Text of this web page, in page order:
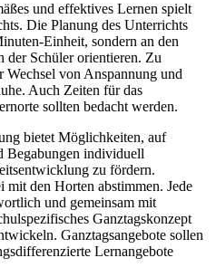
und effektives Lernen spielt
Die Planung des Unterrichts
Einheit, sondern an den
der Schüler orientieren. Zu
von Anspannung und
Auch Zeiten für das
sollten bedacht werden.
bietet Möglichkeiten, auf
Begabungen individuell
zu fördern.
mit den Horten abstimmen. Jede
und gemeinsam mit
Ganztagskonzept
Ganztagsangebote sollen
Lernangebote